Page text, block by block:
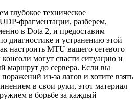
глубокое техническое
фрагментации, разберем,
в Dota 2, и предоставим
диагностике и устранению этой
настроить MTU вашего сетевого
могут спасти ситуацию и
маршрут до сервера. Если вы
из-за лагов и хотите взять
в свои руки, этот материал
в борьбе за каждый